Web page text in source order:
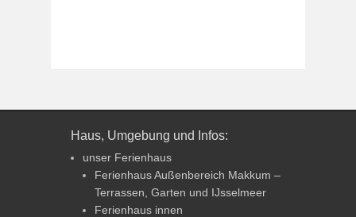
Haus, Umgebung und Infos:
unser Ferienhaus
Ferienhaus Außenbereich Makkum –
Terrassen, Garten und IJsselmeer
Ferienhaus innen